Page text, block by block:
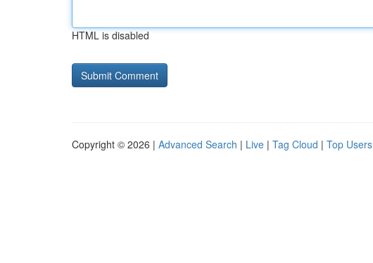
HTML is disabled
Copyright © 2026 | Advanced Search | Live | Tag Cloud | Top Users